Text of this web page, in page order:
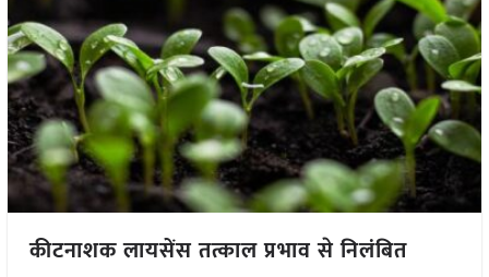
कीटनाशक लायसेंस तत्काल प्रभाव से निलंबित